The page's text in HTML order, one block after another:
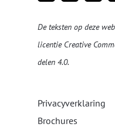
De teksten op deze
licentie Creative
delen 4.0.
Privacyverklaring
Brochures